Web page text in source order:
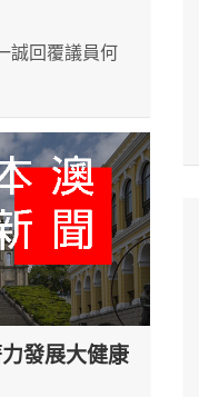
回覆議員何
發展大健康